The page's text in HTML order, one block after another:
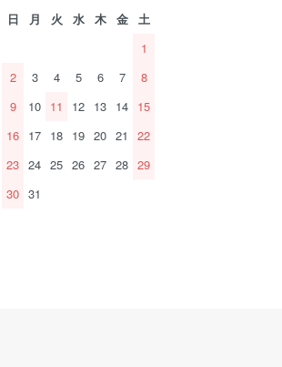
日 月 火 水 木 金
土
1
2
3 4 5 6 7
8
9
10 11 12 13 14 15
16 17 18 19 20 21
22
23 24 25 26 27 28 29
30 31